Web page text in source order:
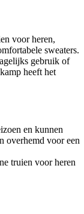
voor heren,
sweaters.
gebruik of
heeft het
en kunnen
overhemd voor een
truien voor heren